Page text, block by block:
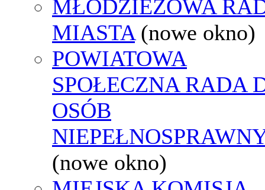
MŁODZIEŻOWA
MIASTA (nowe okno)
POWIATOWA
SPOŁECZNA RADA
OSÓB
(nowe okno)